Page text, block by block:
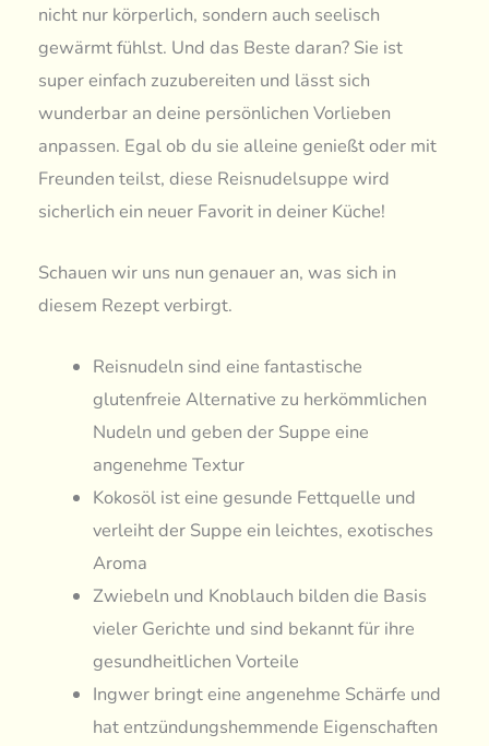
nicht nur körperlich, sondern auch seelisch
gewärmt fühlst. Und das Beste daran? Sie ist
super einfach zuzubereiten und lässt sich
wunderbar an deine persönlichen Vorlieben
anpassen. Egal ob du sie alleine genießt oder mit
Freunden teilst, diese Reisnudelsuppe wird
sicherlich ein neuer Favorit in deiner Küche!
Schauen wir uns nun genauer an, was sich in
diesem Rezept verbirgt.
Reisnudeln sind eine fantastische
glutenfreie Alternative zu herkömmlichen
Nudeln und geben der Suppe eine
angenehme Textur
Kokosöl ist eine gesunde Fettquelle und
verleiht der Suppe ein leichtes, exotisches
Aroma
Zwiebeln und Knoblauch bilden die Basis
vieler Gerichte und sind bekannt für ihre
gesundheitlichen Vorteile
Ingwer bringt eine angenehme Schärfe und
hat entzündungshemmende Eigenschaften